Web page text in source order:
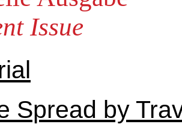
Christian
Petzolds
Transit
Issue
Spread by